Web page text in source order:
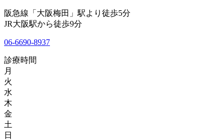
阪急線「大阪梅田」駅より徒歩5分
JR大阪駅から徒歩9分
06-6690-8937
診療時間
月
火
水
木
金
土
日